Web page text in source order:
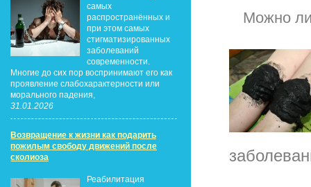
самых
распространённых и
при этом самых
стигматизированных
заболеваний
современности.
Многие до сих пор воспринимают его как
проявление слабохарактерности или
морального падения,
31.01.2026
Возвращение к жизни как подарить
пожилым свободу движений после
сколиоза
Реабилитация
Можно ли